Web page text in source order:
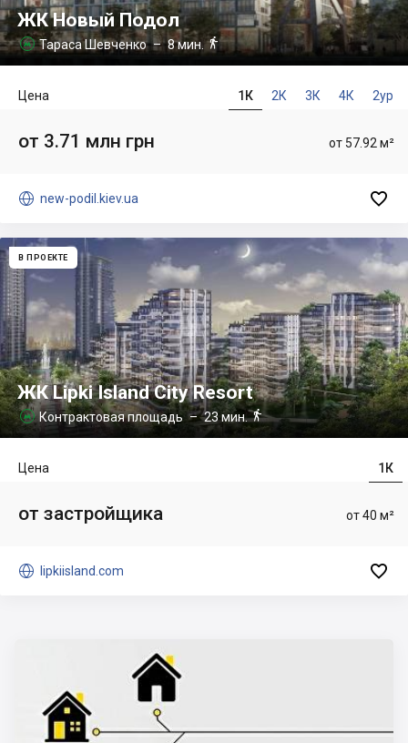
ЖК Новый Подол
 Тараса Шевченко– 8 мин.
1К 2К 3К 4К 2ур
Цена
от 57.92 м²
от 3.71 млн грн
 new-podil.kiev.ua 
В ПРОЕКТЕ
ЖК Lipki Island City Resort
 Контрактовая площадь– 23 мин.
1К
Цена
от 40 м²
от застройщика
 lipkiisland.com 